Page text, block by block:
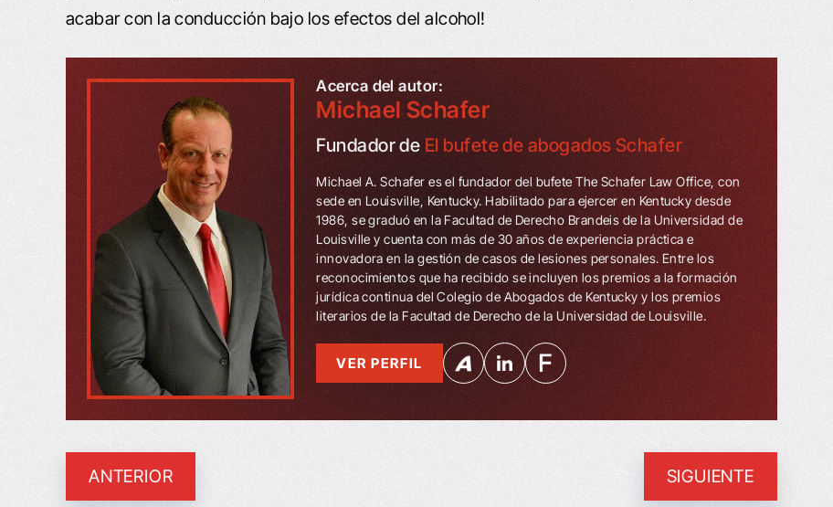
acabar con la conducción bajo los efectos del alcohol!
Acerca del autor:
Michael Schafer
Fundador de El bufete de abogados Schafer
Michael A. Schafer es el fundador del bufete The Schafer Law Office, con
sede en Louisville, Kentucky. Habilitado para ejercer en Kentucky desde
1986, se graduó en la Facultad de Derecho Brandeis de la Universidad de
Louisville y cuenta con más de 30 años de experiencia práctica e
innovadora en la gestión de casos de lesiones personales. Entre los
reconocimientos que ha recibido se incluyen los premios a la formación
jurídica continua del Colegio de Abogados de Kentucky y los premios
literarios de la Facultad de Derecho de la Universidad de Louisville.
VER PERFIL
ANTERIOR SIGUIENTE